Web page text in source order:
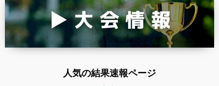
人気の結果速報ページ